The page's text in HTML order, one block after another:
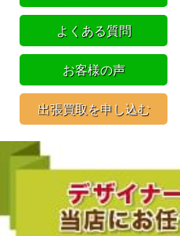
よくある質問
お客様の声
出張買取を申し込む